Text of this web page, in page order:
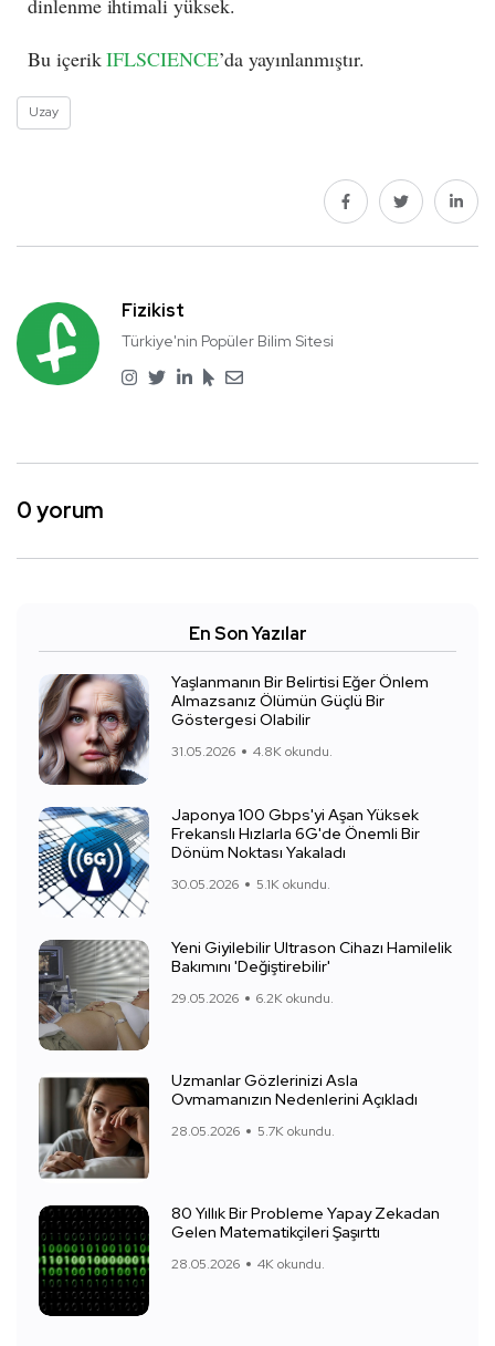
Bu içerikIFLSCIENCE’da yayınlanmıştır.
Uzay
Fizikist
Türkiye'nin Popüler Bilim Sitesi
0 yorum
En Son Yazılar
Yaşlanmanın Bir Belirtisi Eğer Önlem
Almazsanız Ölümün Güçlü Bir
Göstergesi Olabilir
31.05.2026 4.8K okundu.
Japonya 100 Gbps'yi Aşan Yüksek
Frekanslı Hızlarla 6G'de Önemli Bir
Dönüm Noktası Yakaladı
30.05.2026 5.1K okundu.
Yeni Giyilebilir Ultrason Cihazı Hamilelik
Bakımını 'Değiştirebilir'
29.05.2026 6.2K okundu.
Uzmanlar Gözlerinizi Asla
Ovmamanızın Nedenlerini Açıkladı
28.05.2026 5.7K okundu.
80 Yıllık Bir Probleme Yapay Zekadan
Gelen Matematikçileri Şaşırttı
28.05.2026 4K okundu.